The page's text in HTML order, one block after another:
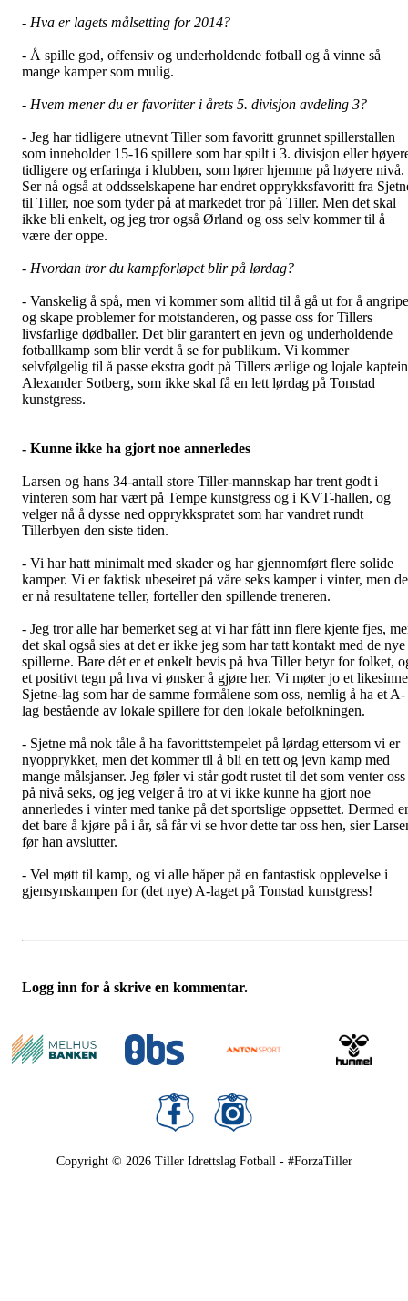
- Hva er lagets målsetting for 2014?
- Å spille god, offensiv og underholdende fotball og å vinne så
mange kamper som mulig.
- Hvem mener du er favoritter i årets 5. divisjon avdeling 3?
- Jeg har tidligere utnevnt Tiller som favoritt grunnet spillerstallen
som inneholder 15-16 spillere som har spilt i 3. divisjon eller
tidligere og erfaringa i klubben, som hører hjemme på høyere nivå.
Ser nå også at oddsselskapene har endret opprykksfavoritt fra
til Tiller, noe som tyder på at markedet tror på Tiller. Men det skal
ikke bli enkelt, og jeg tror også Ørland og oss selv kommer til å
være der oppe.
- Hvordan tror du kampforløpet blir på lørdag?
- Vanskelig å spå, men vi kommer som alltid til å gå ut for å angripe
og skape problemer for motstanderen, og passe oss for Tillers
livsfarlige dødballer. Det blir garantert en jevn og underholdende
fotballkamp som blir verdt å se for publikum. Vi kommer
selvfølgelig til å passe ekstra godt på Tillers ærlige og lojale kaptein
Alexander Sotberg, som ikke skal få en lett lørdag på Tonstad
kunstgress.
- Kunne ikke ha gjort noe annerledes
Larsen og hans 34-antall store Tiller-mannskap har trent godt i
vinteren som har vært på Tempe kunstgress og i KVT-hallen, og
velger nå å dysse ned opprykkspratet som har vandret rundt
Tillerbyen den siste tiden.
- Vi har hatt minimalt med skader og har gjennomført flere solide
kamper. Vi er faktisk ubeseiret på våre seks kamper i vinter, men
er nå resultatene teller, forteller den spillende treneren.
- Jeg tror alle har bemerket seg at vi har fått inn flere kjente fjes,
det skal også sies at det er ikke jeg som har tatt kontakt med de nye
spillerne. Bare dét er et enkelt bevis på hva Tiller betyr for folket,
et positivt tegn på hva vi ønsker å gjøre her. Vi møter jo et
Sjetne-lag som har de samme formålene som oss, nemlig å ha et A-
lag bestående av lokale spillere for den lokale befolkningen.
- Sjetne må nok tåle å ha favorittstempelet på lørdag ettersom vi er
nyopprykket, men det kommer til å bli en tett og jevn kamp med
mange målsjanser. Jeg føler vi står godt rustet til det som venter oss
på nivå seks, og jeg velger å tro at vi ikke kunne ha gjort noe
annerledes i vinter med tanke på det sportslige oppsettet. Dermed er
det bare å kjøre på i år, så får vi se hvor dette tar oss hen, sier
før han avslutter.
- Vel møtt til kamp, og vi alle håper på en fantastisk opplevelse i
gjensynskampen for (det nye) A-laget på Tonstad kunstgress!
Logg inn for å skrive en kommentar.
Copyright © 2026 Tiller Idrettslag Fotball - #ForzaTiller